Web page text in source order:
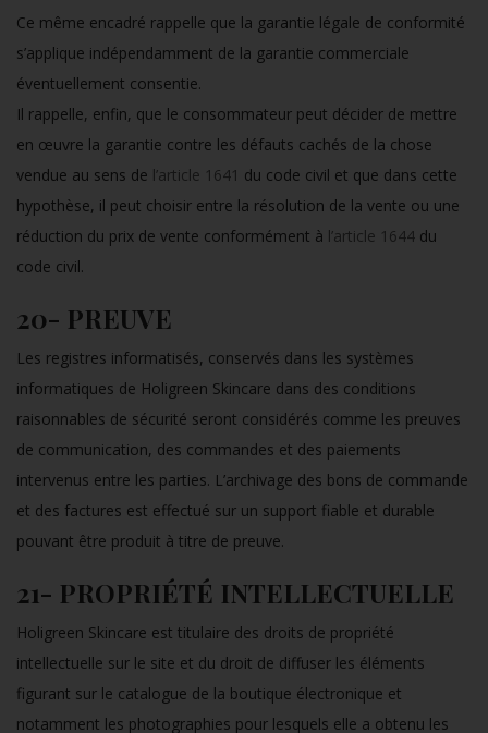
Ce même encadré rappelle que la garantie légale de conformité
s’applique indépendamment de la garantie commerciale
éventuellement consentie.
Il rappelle, enfin, que le consommateur peut décider de mettre
en œuvre la garantie contre les défauts cachés de la chose
vendue au sens de l’article 1641 du code civil et que dans cette
hypothèse, il peut choisir entre la résolution de la vente ou une
réduction du prix de vente conformément à l’article 1644 du
code civil.
20- PREUVE
Les registres informatisés, conservés dans les systèmes
informatiques de Holigreen Skincare dans des conditions
raisonnables de sécurité seront considérés comme les preuves
de communication, des commandes et des paiements
intervenus entre les parties. L’archivage des bons de commande
et des factures est effectué sur un support fiable et durable
pouvant être produit à titre de preuve.
21- PROPRIÉTÉ INTELLECTUELLE
Holigreen Skincare est titulaire des droits de propriété
intellectuelle sur le site et du droit de diffuser les éléments
figurant sur le catalogue de la boutique électronique et
notamment les photographies pour lesquels elle a obtenu les